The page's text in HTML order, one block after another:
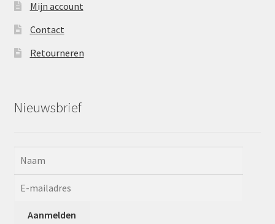
Mijn account
Contact
Retourneren
Nieuwsbrief